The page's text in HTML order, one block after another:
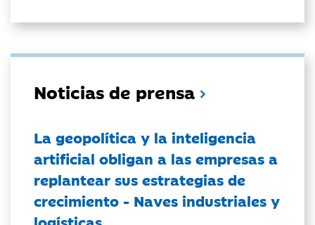
Noticias de prensa
La geopolítica y la inteligencia
artificial obligan a las empresas a
replantear sus estrategias de
crecimiento - Naves industriales y